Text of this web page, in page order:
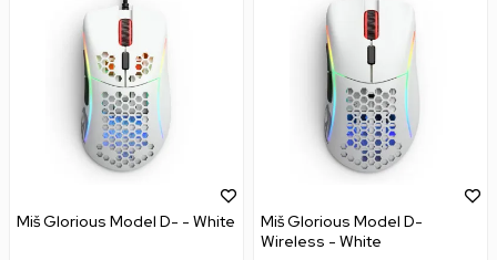
Miš Glorious Model D- - White
Miš Glorious Model D-
Wireless - White